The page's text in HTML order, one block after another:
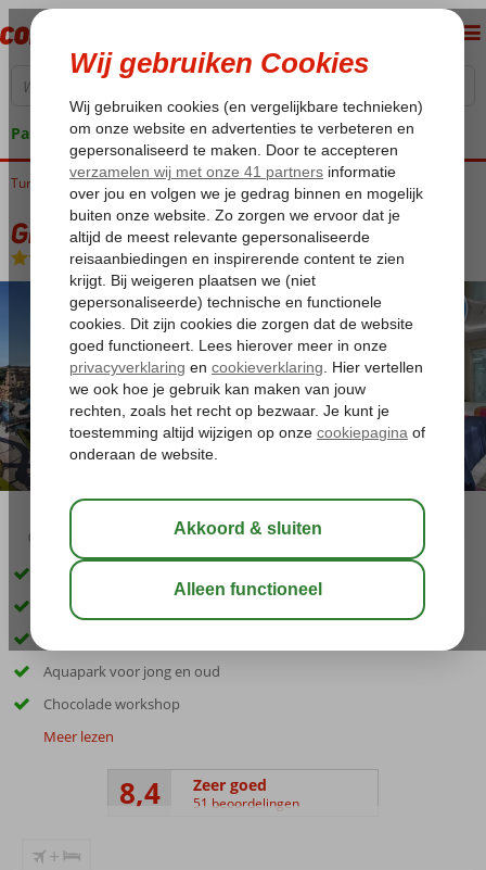
Pakketgarantie
Home
Turkije Turkse Riviera Belek Granada Luxury Belek
Granada Luxury Belek
Ultra All Inclusive-Hotel
03:45 aug 33°C
Vlak bij het centrum van Belek
Diverse restaurants
Aquapark voor jong en oud
Chocolade workshop
Meer lezen
8,4 Zeer goed
51 beoordelingen
+